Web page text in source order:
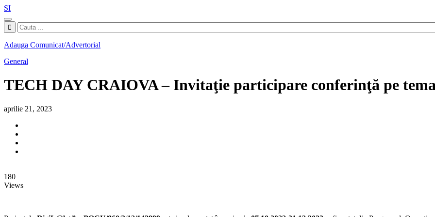
SI
Adauga Comunicat/Advertorial
General
TECH DAY CRAIOVA – Invitaţie participare conferinţă pe
aprilie 21, 2023
180
Views